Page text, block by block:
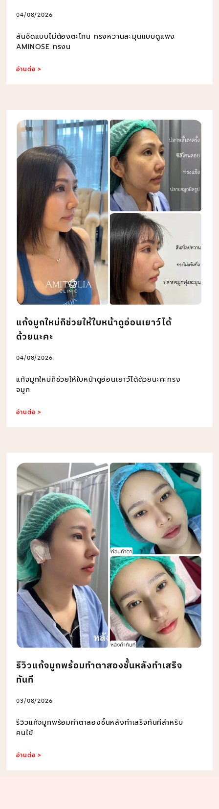
04/08/2026
สันชัดแบบไม่ต้องตะโกน ทรงหวานละมุนแบบดูแพง
AMINOSE ทรงน
อ่านต่อ >
แก้จมูกใหม่ก็ช่วยให้ใบหน้าดูอ่อนเยาว์ได้
ด้วยนะคะ
04/08/2026
แก้จมูกใหม่ก็ช่วยให้ใบหน้าดูอ่อนเยาว์ได้ด้วยนะคะทรง
จมูก
อ่านต่อ >
รีวิวแก้จมูกพร้อมทำตาสองชั้นหลังทำเสร็จ
ทันที
03/08/2026
รีวิวแก้จมูกพร้อมทำตาสองชั้นหลังทำเสร็จทันทีสำหรับ
คนไข้
อ่านต่อ >